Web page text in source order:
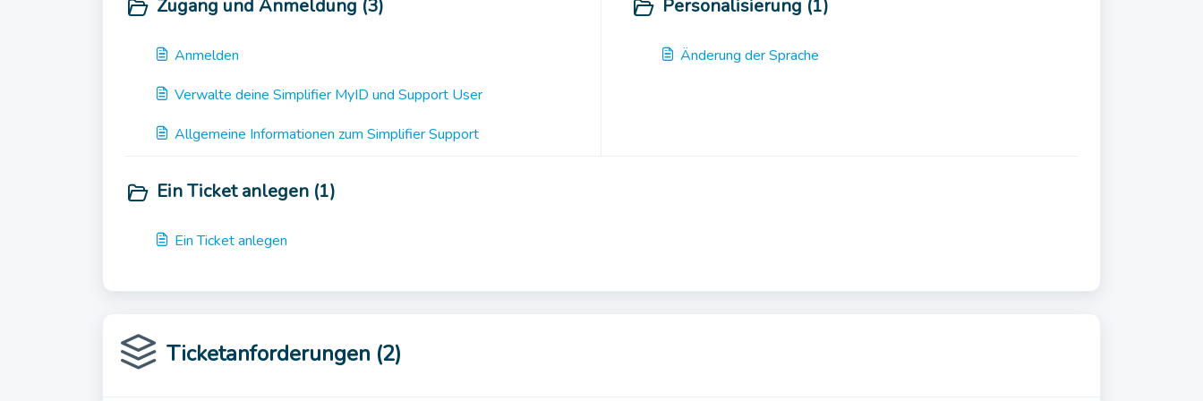
Zugang und Anmeldung (3)
Anmelden
Verwalte deine Simplifier MyID und Support User
Allgemeine Informationen zum Simplifier Support
Personalisierung (1)
Änderung der Sprache
Ein Ticket anlegen (1)
Ein Ticket anlegen
Ticketanforderungen (2)